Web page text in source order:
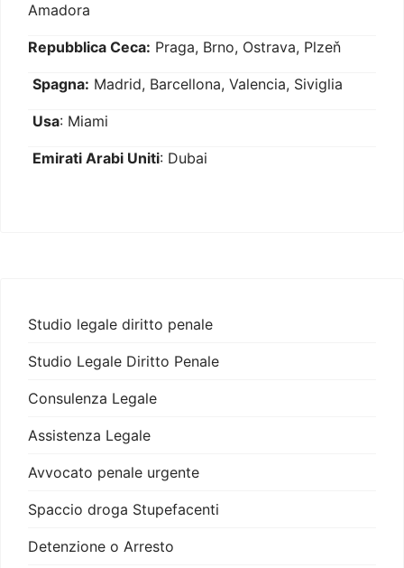
Amadora
Repubblica Ceca: Praga, Brno, Ostrava, Plzeň
Spagna: Madrid, Barcellona, Valencia, Siviglia
Usa: Miami
Emirati Arabi Uniti: Dubai
Studio legale diritto penale
Studio Legale Diritto Penale
Consulenza Legale
Assistenza Legale
Avvocato penale urgente
Spaccio droga Stupefacenti
Detenzione o Arresto